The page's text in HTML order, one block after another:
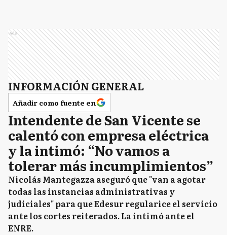
Ads
INFORMACIÓN GENERAL
Añadir como fuente en
Intendente de San Vicente se
calentó con empresa eléctrica
y la intimó: “No vamos a
tolerar más incumplimientos”
Nicolás Mantegazza aseguró que "van a agotar
todas las instancias administrativas y
judiciales" para que Edesur regularice el servicio
ante los cortes reiterados. La intimó ante el
ENRE.